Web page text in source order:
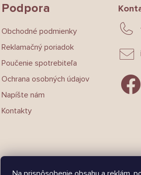
Podpora
Obchodné podmienky
Reklamačný poriadok
Poučenie spotrebiteľa
Ochrana osobných údajov
Napíšte nám
Kontakty